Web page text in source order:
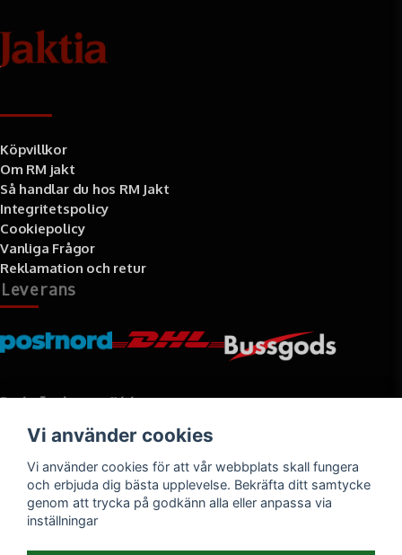
Köpvillkor
Om RM jakt
Så handlar du hos RM Jakt
Integritetspolicy
Cookiepolicy
Vanliga Frågor
Reklamation och retur
Leverans
Betalningssätt
Vi använder cookies
Vi använder cookies för att vår webbplats skall fungera
och erbjuda dig bästa upplevelse. Bekräfta ditt samtycke
genom att trycka på godkänn alla eller anpassa via
inställningar